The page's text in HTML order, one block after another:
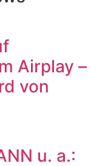
Airplay –
von
u. a.: